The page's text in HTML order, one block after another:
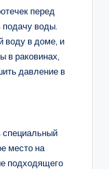
перед
воды.
воду в доме, и
в раковинах,
давление в
место на
подходящего